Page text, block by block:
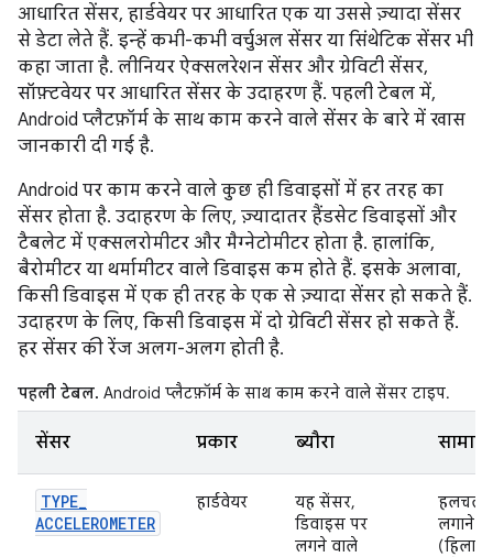
आधारित सेंसर, हार्डवेयर पर आधारित एक या उससे ज़्यादा सेंसर
से डेटा लेते हैं. इन्हें कभी-कभी वर्चुअल सेंसर या सिंथेटिक सेंसर भी
कहा जाता है. लीनियर ऐक्सलरेशन सेंसर और ग्रेविटी सेंसर,
सॉफ़्टवेयर पर आधारित सेंसर के उदाहरण हैं. पहली टेबल में,
Android प्लैटफ़ॉर्म के साथ काम करने वाले सेंसर के बारे में खास
जानकारी दी गई है.
Android पर काम करने वाले कुछ ही डिवाइसों में हर तरह का
सेंसर होता है. उदाहरण के लिए, ज़्यादातर हैंडसेट डिवाइसों और
टैबलेट में एक्सलरोमीटर और मैग्नेटोमीटर होता है. हालांकि,
बैरोमीटर या थर्मामीटर वाले डिवाइस कम होते हैं. इसके अलावा,
किसी डिवाइस में एक ही तरह के एक से ज़्यादा सेंसर हो सकते हैं.
उदाहरण के लिए, किसी डिवाइस में दो ग्रेविटी सेंसर हो सकते हैं.
हर सेंसर की रेंज अलग-अलग होती है.
पहली टेबल. Android प्लैटफ़ॉर्म के साथ काम करने वाले सेंसर टाइप.
सेंसर प्रकार ब्यौरा
TYPE_
ACCELEROMETER
हार्डवेयर
यह सेंसर,
डिवाइस पर
लगने वाले
हलचल
लगाने